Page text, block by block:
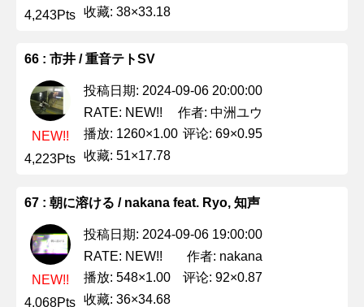
4,243Pts 收藏: 38×33.18
66 : 市井 / 重音テトSV
NEW!!
4,223Pts
投稿日期: 2024-09-06 20:00:00
RATE: NEW!!
作者: 中洲ユウ
播放: 1260×1.00 评论: 69×0.95
收藏: 51×17.78
67 : 朝に溶ける / nakana feat. Ryo, 知声
NEW!!
4,068Pts
投稿日期: 2024-09-06 19:00:00
RATE: NEW!!
作者: nakana
播放: 548×1.00
评论: 92×0.87
收藏: 36×34.68